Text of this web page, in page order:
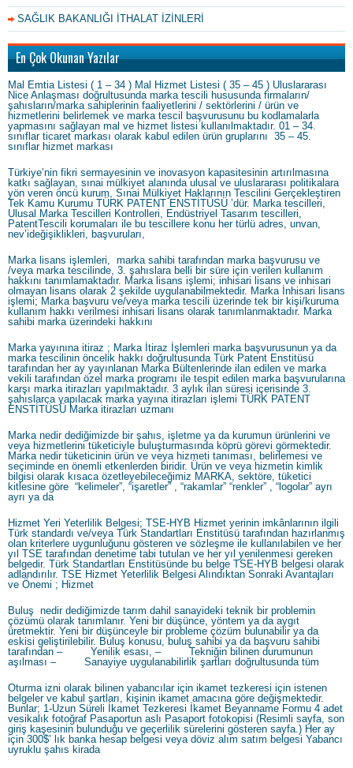
SAĞLIK BAKANLIĞI İTHALAT İZİNLERİ
En Çok Okunan Yazılar
Mal Emtia Listesi ( 1 – 34 ) Mal Hizmet Listesi ( 35 – 45 ) Uluslararası
Nice Anlaşması doğrultusunda marka tescili hususunda firmaların/
şahısların/marka sahiplerinin faaliyetlerini / sektörlerini / ürün ve
hizmetlerini belirlemek ve marka tescil başvurusunu bu kodlamalarla
yapmasını sağlayan mal ve hizmet listesi kullanılmaktadır. 01 – 34.
sınıflar ticaret markası olarak kabul edilen ürün gruplarını 35 – 45.
sınıflar hizmet markası
Türkiye’nin fikri sermayesinin ve inovasyon kapasitesinin artırılmasına
katkı sağlayan, sınai mülkiyet alanında ulusal ve uluslararası politikalara
yön veren öncü kurum, Sınai Mülkiyet Haklarının Tescilini Gerçekleştiren
Tek Kamu Kurumu TÜRK PATENT ENSTİTÜSÜ ’dür. Marka tescilleri,
Ulusal Marka Tescilleri Kontrolleri, Endüstriyel Tasarım tescilleri,
PatentTescili korumaları ile bu tescillere konu her türlü adres, unvan,
nev’ideğişiklikleri, başvuruları,
Marka lisans işlemleri, marka sahibi tarafından marka başvurusu ve
/veya marka tescilinde, 3. şahıslara belli bir süre için verilen kullanım
hakkını tanımlamaktadır. Marka lisans işlemi; inhisari lisans ve inhisari
olmayan lisans olarak 2 şekilde uygulanabilmektedir. Marka İnhisari lisans
işlemi; Marka başvuru ve/veya marka tescili üzerinde tek bir kişi/kuruma
kullanım hakkı verilmesi inhisari lisans olarak tanımlanmaktadır. Marka
sahibi marka üzerindeki hakkını
Marka yayınına itiraz ; Marka İtiraz İşlemleri marka başvurusunun ya da
marka tescilinin öncelik hakkı doğrultusunda Türk Patent Enstitüsü
tarafından her ay yayınlanan Marka Bültenlerinde ilan edilen ve marka
vekili tarafından özel marka programı ile tespit edilen marka başvurularına
karşı marka itirazları yapılmaktadır. 3 aylık ilan süresi içerisinde 3.
şahıslarca yapılacak marka yayına itirazları işlemi TÜRK PATENT
ENSTİTÜSÜ Marka itirazları uzmanı
Marka nedir dediğimizde bir şahıs, işletme ya da kurumun ürünlerini ve
veya hizmetlerini tüketiciyle buluşturmasında köprü görevi görmektedir.
Marka nedir tüketicinin ürün ve veya hizmeti tanıması, belirlemesi ve
seçiminde en önemli etkenlerden biridir. Ürün ve veya hizmetin kimlik
bilgisi olarak kısaca özetleyebileceğimiz MARKA, sektöre, tüketici
kitlesine göre “kelimeler”, “işaretler” , “rakamlar” “renkler” , “logolar” ayrı
ayrı ya da
Hizmet Yeri Yeterlilik Belgesi; TSE-HYB Hizmet yerinin imkânlarının ilgili
Türk standardı ve/veya Türk Standartları Enstitüsü tarafından hazırlanmış
olan kriterlere uygunluğunu gösteren ve sözleşme ile kullanılabilen ve her
yıl TSE tarafından denetime tabi tutulan ve her yıl yenilenmesi gereken
belgedir. Türk Standartları Enstitüsünde bu belge TSE-HYB belgesi olarak
adlandırılır. TSE Hizmet Yeterlilik Belgesi Alındıktan Sonraki Avantajları
ve Önemi ; Hizmet
Buluş nedir dediğimizde tarım dahil sanayideki teknik bir problemin
çözümü olarak tanımlanır. Yeni bir düşünce, yöntem ya da aygıt
üretmektir. Yeni bir düşünceyle bir probleme çözüm bulunabilir ya da
eskisi geliştirilebilir. Buluş konusu, buluş sahibi ya da başvuru sahibi
tarafından – Yenilik esası, – Tekniğin bilinen durumunun
aşılması – Sanayiye uygulanabilirlik şartları doğrultusunda tüm
Oturma izni olarak bilinen yabancılar için ikamet tezkeresi için istenen
belgeler ve kabul şartları, kişinin ikamet amacına göre değişmektedir.
Bunlar; 1-Uzun Süreli İkamet Tezkeresi İkamet Beyanname Formu 4 adet
vesikalık fotoğraf Pasaportun aslı Pasaport fotokopisi (Resimli sayfa, son
giriş kaşesinin bulunduğu ve geçerlilik sürelerini gösteren sayfa.) Her ay
için 300$’ lık banka hesap belgesi veya döviz alım satım belgesi Yabancı
uyruklu şahıs kirada